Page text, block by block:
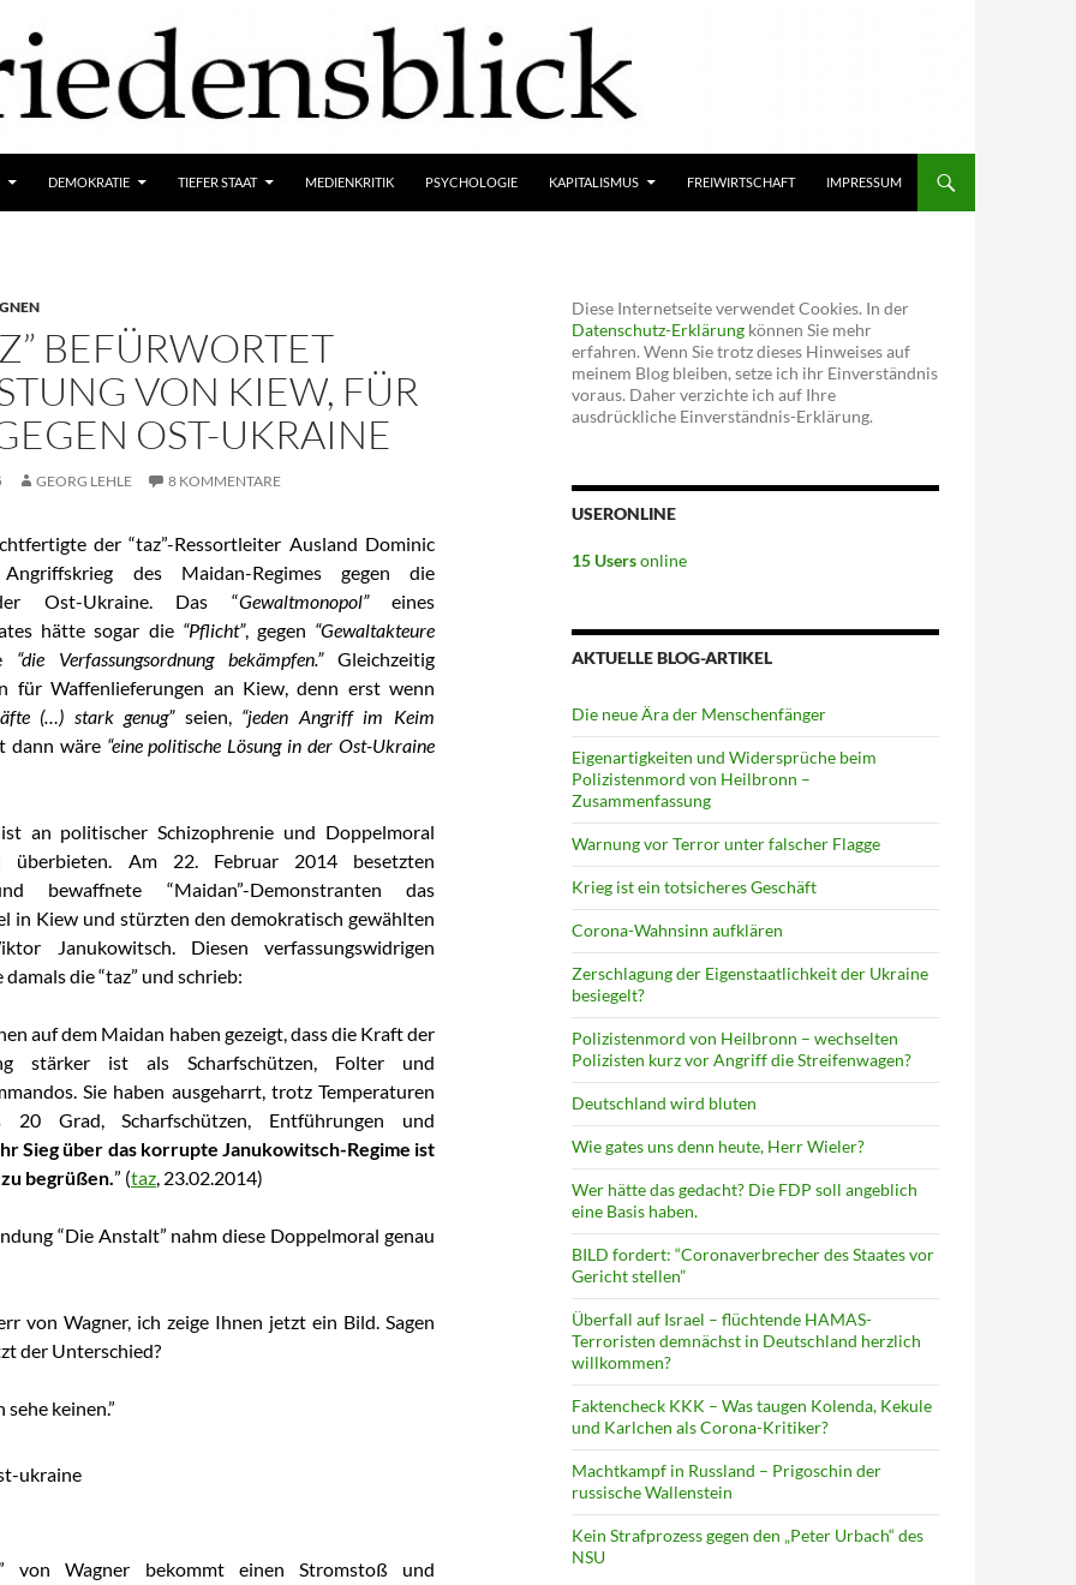
DEMOKRATIE TIEFER STAAT MEDIENKRITIK PSYCHOLOGIE KAPITALISMUS FREIWIRTSCHAFT IMPRESSUM
BEFÜRWORTET
VON KIEW, FÜR
OST-UKRAINE
GEORG LEHLE 8 KOMMENTARE
der “taz”-Ressortleiter Ausland Dominic
des Maidan-Regimes gegen die
Ost-Ukraine. Das “Gewaltmonopol”eines
hätte sogar die “Pflicht”, gegen “Gewaltakteure
“die Verfassungsordnung bekämpfen.” Gleichzeitig
für Waffenlieferungen an Kiew, denn erst wenn
(…) stark genug” seien,“jeden Angriff im Keim
dann wäre “eine politische Lösung in der Ost-Ukraine
an politischer Schizophrenie und Doppelmoral
Am 22. Februar 2014 besetzten
bewaffnete “Maidan”-Demonstranten das
in Kiew und stürzten den demokratisch gewählten
Janukowitsch. Diesen verfassungswidrigen
die “taz” und schrieb:
auf dem Maidan haben gezeigt, dass die Kraft der
stärker ist als Scharfschützen, Folter und
Sie haben ausgeharrt, trotz Temperaturen
20 Grad, Scharfschützen, Entführungen und
Sieg über das korrupte Janukowitsch-Regime ist
begrüßen.” (taz, 23.02.2014)
“Die Anstalt” nahm diese Doppelmoral genau
von Wagner, ich zeige Ihnen jetzt ein Bild. Sagen
der Unterschied?
sehe keinen.”
von Wagner bekommt einen Stromstoß und
Diese Internetseite verwendet Cookies. In der
Datenschutz-Erklärung können Sie mehr
erfahren. Wenn Sie trotz dieses Hinweises auf
meinem Blog bleiben, setze ich ihr Einverständnis
voraus. Daher verzichte ich auf Ihre
ausdrückliche Einverständnis-Erklärung.
USERONLINE
15 Usersonline
AKTUELLE BLOG-ARTIKEL
Die neue Ära der Menschenfänger
Eigenartigkeiten und Widersprüche beim
Polizistenmord von Heilbronn –
Zusammenfassung
Warnung vor Terror unter falscher Flagge
Krieg ist ein totsicheres Geschäft
Corona-Wahnsinn aufklären
Zerschlagung der Eigenstaatlichkeit der Ukraine
besiegelt?
Polizistenmord von Heilbronn – wechselten
Polizisten kurz vor Angriff die Streifenwagen?
Deutschland wird bluten
Wie gates uns denn heute, Herr Wieler?
Wer hätte das gedacht? Die FDP soll angeblich
eine Basis haben.
BILD fordert: “Coronaverbrecher des Staates vor
Gericht stellen”
Überfall auf Israel – flüchtende HAMAS-
Terroristen demnächst in Deutschland herzlich
willkommen?
Faktencheck KKK – Was taugen Kolenda, Kekule
und Karlchen als Corona-Kritiker?
Machtkampf in Russland – Prigoschin der
russische Wallenstein
Kein Strafprozess gegen den „Peter Urbach“ des
NSU